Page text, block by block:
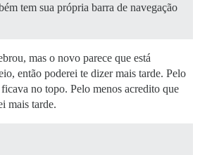
tem sua própria barra de navegação
mas o novo parece que está
então poderei te dizer mais tarde. Pelo
no topo. Pelo menos acredito que
mais tarde.